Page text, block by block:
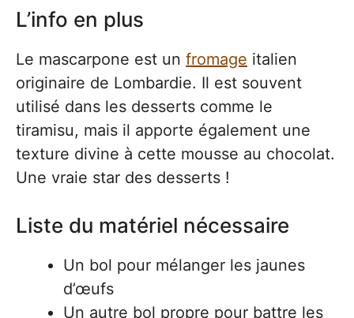
L’info en plus
Le mascarpone est un fromage italien
originaire de Lombardie. Il est souvent
utilisé dans les desserts comme le
tiramisu, mais il apporte également une
texture divine à cette mousse au chocolat.
Une vraie star des desserts !
Liste du matériel nécessaire
Un bol pour mélanger les jaunes
d’œufs
Un autre bol propre pour battre les